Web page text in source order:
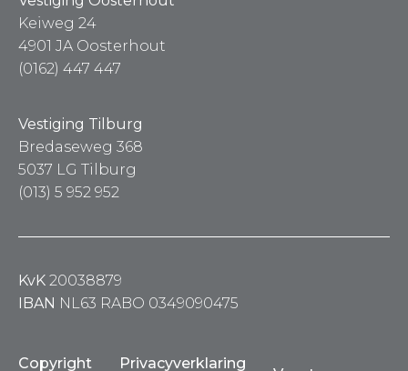
Keiweg 24
4901 JA Oosterhout
(0162) 447 447
Vestiging Tilburg
Bredaseweg 368
5037 LG Tilburg
(013) 5 952 952
KvK 20038879
IBAN NL63 RABO 0349090475
Copyright Privacyverklaring